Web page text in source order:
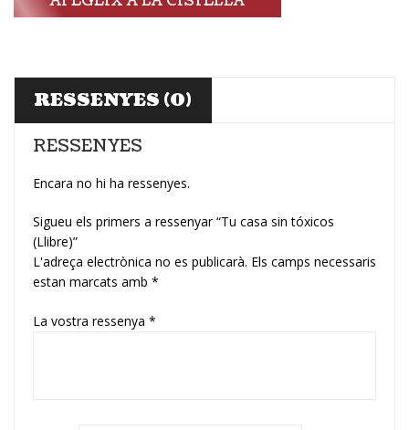
RESSENYES (0)
RESSENYES
Encara no hi ha ressenyes.
Sigueu els primers a ressenyar “Tu casa sin tóxicos
(Llibre)”
L'adreça electrònica no es publicarà. Els camps necessaris
estan marcats amb *
La vostra ressenya *